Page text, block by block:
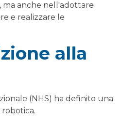
ma anche nell'adottare
e realizzare le
alla
(NHS) ha definito una